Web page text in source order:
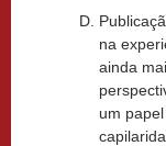
na
ainda
um